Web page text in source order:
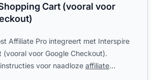
Cart (vooral voor
Affiliate Pro integreert met Interspire
(vooral voor Google Checkout).
voor naadloze affiliate